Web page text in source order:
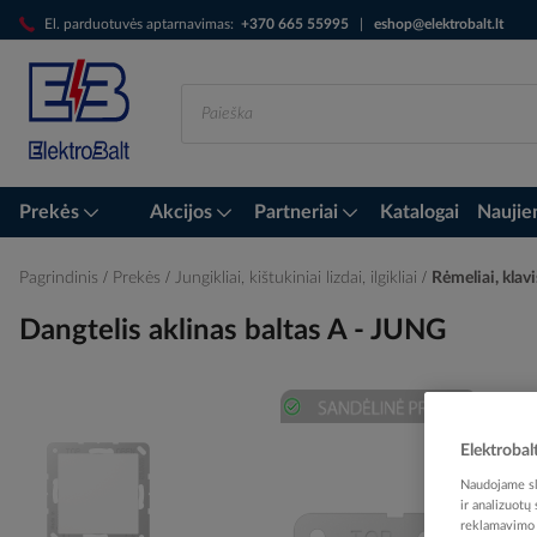
El. parduotuvės aptarnavimas: +370 665 55995 eshop@elektrobalt.lt
Skip
to
Content
Prekės Akcijos Partneriai Katalogai
Pagrindinis Prekės Jungikliai, kištukiniai lizdai, ilgikliai Rėmeliai,
Dangtelis aklinas baltas A - JUNG
of
Naudojame
ir analizuotų
reklamavimo